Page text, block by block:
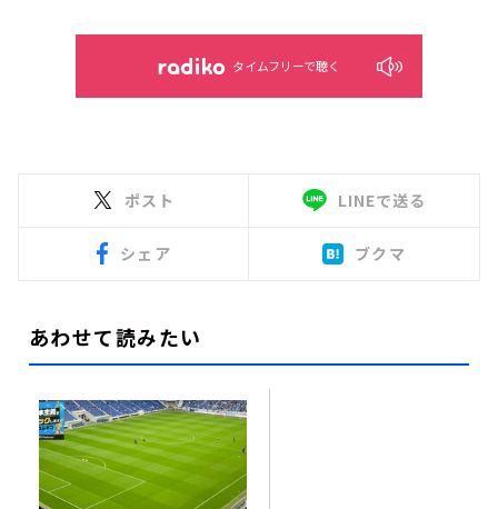
タイムフリーで聴く
ポスト LINEで送る
シェア ブクマ
あわせて読みたい